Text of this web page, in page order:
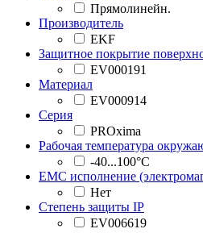
Прямолинейн.
Производитель
EKF
Защитное покрытие
EV000191
Материал
EV000914
Серия
PROxima
Рабочая температура
-40...100°C
EMC исполнение
Нет
Степень защиты IP
EV006619